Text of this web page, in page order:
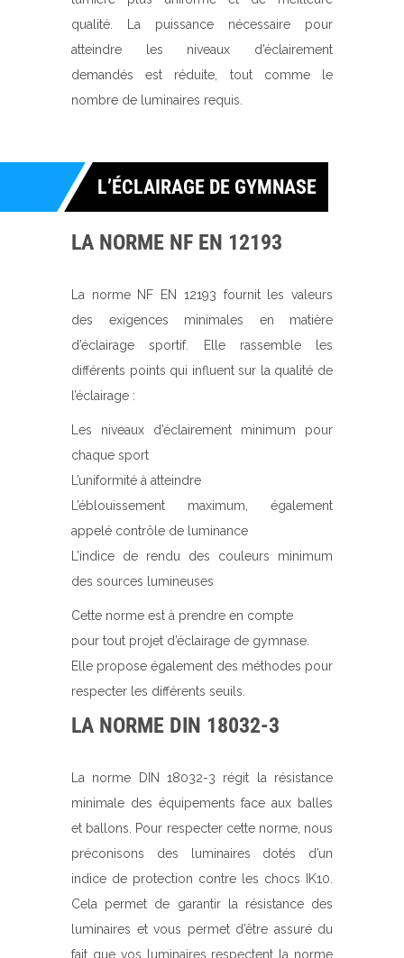
qualité. La puissance nécessaire pour
atteindre les niveaux d’éclairement
demandés est réduite, tout comme le
nombre de luminaires requis.
L’ÉCLAIRAGE DE GYMNASE
LA NORME NF EN 12193
La norme NF EN 12193 fournit les valeurs
des exigences minimales en matière
d’éclairage sportif. Elle rassemble les
différents points qui influent sur la qualité de
l’éclairage :
Les niveaux d’éclairement minimum pour
chaque sport
L’uniformité à atteindre
L’éblouissement maximum, également
appelé contrôle de luminance
L’indice de rendu des couleurs minimum
des sources lumineuses
Cette norme est à prendre en compte
pour tout projet d’éclairage de gymnase.
Elle propose également des méthodes pour
respecter les différents seuils.
LA NORME DIN 18032-3
La norme DIN 18032-3 régit la résistance
minimale des équipements face aux balles
et ballons. Pour respecter cette norme, nous
préconisons des luminaires dotés d’un
indice de protection contre les chocs IK10.
Cela permet de garantir la résistance des
luminaires et vous permet d’être assuré du
fait que vos luminaires respectent la norme